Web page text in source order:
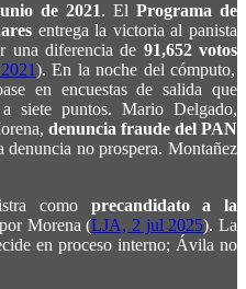
de 2021. El Programa de
entrega la victoria al panista
una diferencia de 91,652 votos
). En la noche del cómputo,
en encuestas de salida que
siete puntos. Mario Delgado,
denuncia fraude del PAN
denuncia no prospera. Montañez
como precandidato a la
por Morena (LJA, 2 jul 2025). La
en proceso interno; Ávila no